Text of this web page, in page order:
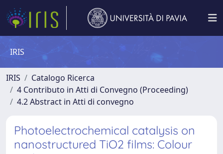
IRIS
IRIS
Catalogo Ricerca
4 Contributo in Atti di Convegno (Proceeding)
4.2 Abstract in Atti di convegno
Photoelectrochemical catalysis on
nanostructured TiO2 films: Colour